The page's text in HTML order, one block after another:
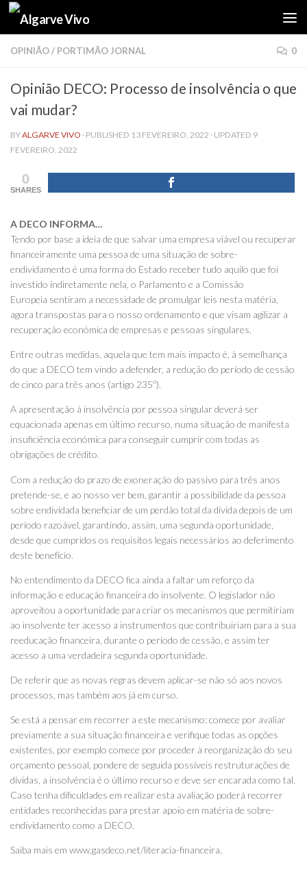
Skip to content
OPINIÃO/ PORTIMÃO JORNAL 0
Opinião DECO: Processo de insolvência o que
vai mudar?
BYALGARVE VIVO · PUBLISHED 13 FEVEREIRO, 2022 · UPDATED 9
FEVEREIRO, 2022
0
SHARES
A DECO INFORMA…
Tendo por base a ideia de que salvar uma empresa viável ou recuperar
financeiramente uma pessoa de uma situação de sobre-
endividamento é uma forma do Estado receber tudo aquilo que foi
investido indiretamente nela, o Parlamento e a Comissão
Europeia sentiram a necessidade de promulgar leis nesta matéria,
agora transpostas para o nosso ordenamento e que visam agilizar a
recuperação económica de empresas e pessoas singulares.
Entre outras medidas, aquela que tem mais impacto é, à semelhança
do que a DECO tem vindo a defender, a redução do período de cessão
de cinco para três anos (artigo 235º).
A apresentação à insolvência por pessoa singular deverá ser
equacionada apenas em último recurso, numa situação de manifesta
insuficiência económica para conseguir cumprir com todas as
obrigações de crédito.
Com a redução do prazo de exoneração do passivo para três anos
pretende-se, e ao nosso ver bem, garantir a possibilidade da pessoa
sobre endividada beneficiar de um perdão total da dívida depois de um
período razoável, garantindo, assim, uma segunda oportunidade,
desde que cumpridos os requisitos legais necessários ao deferimento
deste benefício.
No entendimento da DECO fica ainda a faltar um reforço da
informação e educação financeira do insolvente. O legislador não
aproveitou a oportunidade para criar os mecanismos que permitiriam
ao insolvente ter acesso a instrumentos que contribuiriam para a sua
reeducação financeira, durante o período de cessão, e assim ter
acesso a uma verdadeira segunda oportunidade.
De referir que as novas regras devem aplicar-se não só aos novos
processos, mas também aos já em curso.
Se está a pensar em recorrer a este mecanismo: comece por avaliar
previamente a sua situação financeira e verifique todas as opções
existentes, por exemplo comece por proceder à reorganização do seu
orçamento pessoal, pondere de seguida possíveis restruturações de
dívidas, a insolvência é o último recurso e deve ser encarada como tal.
Caso tenha dificuldades em realizar esta avaliação poderá recorrer
entidades reconhecidas para prestar apoio em matéria de sobre-
endividamento como a DECO.
Saiba mais em www.gasdeco.net/literacia-financeira.